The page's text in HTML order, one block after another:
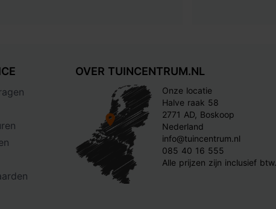
OVER TUINCENTRUM.NL
Onze locatie
Halve raak 58
2771 AD, Boskoop
Nederland
info@tuincentrum.nl
085 40 16 555
Alle prijzen zijn inclusief btw.